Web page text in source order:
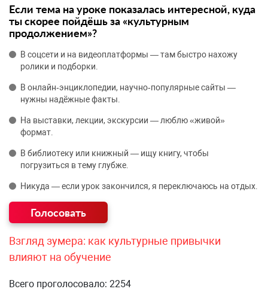
Если тема на уроке показалась интересной, куда
ты скорее пойдёшь за «культурным
продолжением»?
В соцсети и на видеоплатформы — там быстро нахожу
ролики и подборки.
В онлайн‑энциклопедии, научно‑популярные сайты —
нужны надёжные факты.
На выставки, лекции, экскурсии — люблю «живой»
формат.
В библиотеку или книжный — ищу книгу, чтобы
погрузиться в тему глубже.
Никуда — если урок закончился, я переключаюсь на отдых.
Взгляд зумера: как культурные привычки
влияют на обучение
Всего проголосовало: 2254